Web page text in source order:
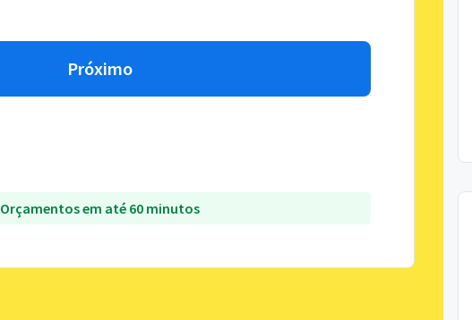
Próximo
Orçamentos em até 60 minutos